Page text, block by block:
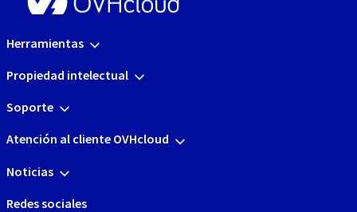
Herramientas
Propiedad intelectual
Soporte
Atención al cliente OVHcloud
Noticias
Redes sociales